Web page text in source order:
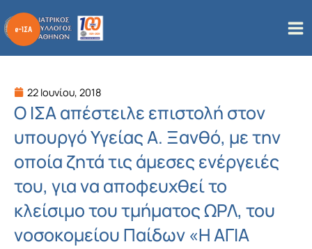
στο
περιεχόμενο
22 Ιουνίου, 2018
Ο ΙΣΑ απέστειλε επιστολή στον
υπουργό Υγείας Α. Ξανθό, με την
οποία ζητά τις άμεσες ενέργειές
του, για να αποφευχθεί το
κλείσιμο του τμήματος ΩΡΛ, του
νοσοκομείου Παίδων «Η ΑΓΙΑ